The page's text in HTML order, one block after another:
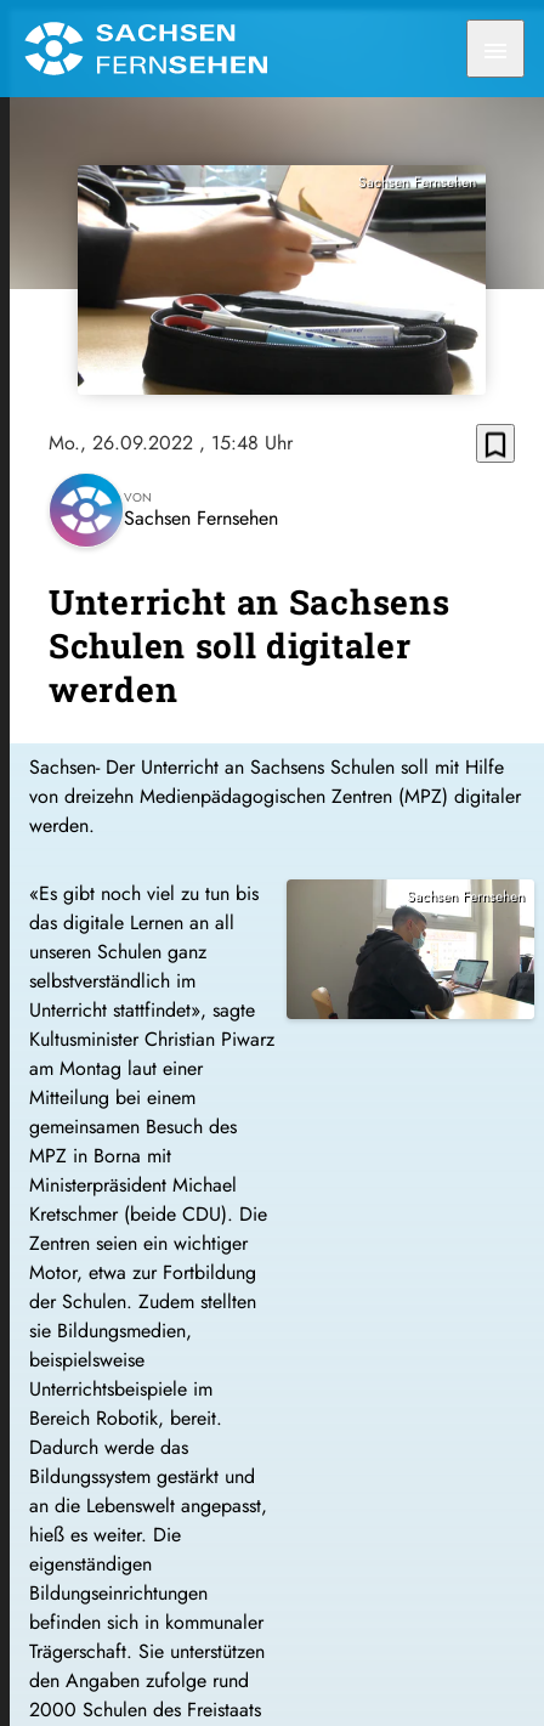
Sachsen Fernsehen
Mo., 26.09.2022 , 15:48 Uhr bookmark_border
VON
Sachsen Fernsehen
Unterricht an Sachsens
Schulen soll digitaler
werden
Sachsen- Der Unterricht an Sachsens Schulen soll mit Hilfe
von dreizehn Medienpädagogischen Zentren (MPZ) digitaler
werden.
«Es gibt noch viel zu tun bis
das digitale Lernen an all
unseren Schulen ganz
selbstverständlich im
Unterricht stattfindet», sagte
Kultusminister Christian Piwarz
am Montag laut einer
Mitteilung bei einem
gemeinsamen Besuch des
MPZ in Borna mit
Ministerpräsident Michael
Kretschmer (beide CDU). Die
Zentren seien ein wichtiger
Motor, etwa zur Fortbildung
der Schulen. Zudem stellten
sie Bildungsmedien,
beispielsweise
Unterrichtsbeispiele im
Bereich Robotik, bereit.
Dadurch werde das
Bildungssystem gestärkt und
an die Lebenswelt angepasst,
hieß es weiter. Die
eigenständigen
Bildungseinrichtungen
befinden sich in kommunaler
Trägerschaft. Sie unterstützen
den Angaben zufolge rund
2000 Schulen des Freistaats
Sachsen Fernsehen